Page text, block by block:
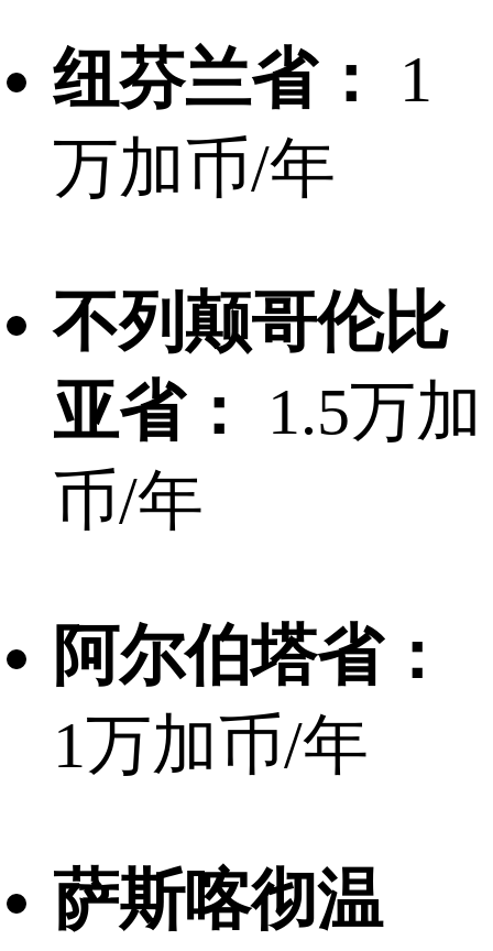
纽芬兰省：
1
万加币/年
不列颠哥伦比
亚省：
1.5万加
币/年
阿尔伯塔省：
1万加币/年
萨斯喀彻温